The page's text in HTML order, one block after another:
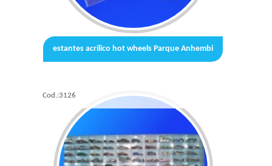
estantes acrílico hot wheels Parque Anhembi
Cod.:3126